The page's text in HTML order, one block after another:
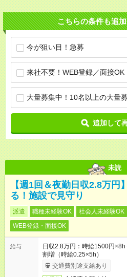
こちらの条件も追
今が狙い目！急募
来社不要！WEB登録／面接OK
大量募集中！10名以上の大量
追加して
未読
【週1回＆夜勤日収2.8万円
る！施設で見守り
派遣 職種未経験OK 社会人未経験OK
WEB登録・面接OK
給与
日収2.8万円：時給1500円
割増（時給0.25×5h）
交通費別途支給あり